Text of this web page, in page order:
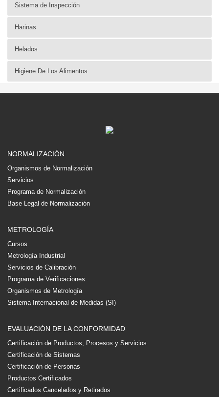
Sistema de Inspección
Harinas
Helados
Higiene De Los Alimentos
NORMALIZACIÓN
Organismos de Normalización
Servicios
Programa de Normalización
Base Legal de Normalización
METROLOGÍA
Cursos
Metrología Industrial
Servicios de Calibración
Programa de Verificaciones
Organismos de Metrología
Sistema Internacional de Medidas (SI)
EVALUACIÓN DE LA CONFORMIDAD
Certificación de Productos, Procesos y Servicios
Certificación de Sistemas
Certificación de Personas
Productos Certificados
Certificados Cancelados y Retirados